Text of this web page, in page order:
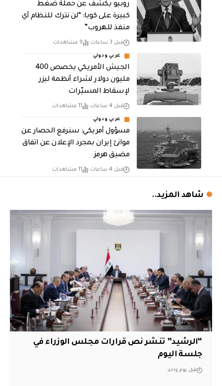
روبيو يكشف عن حملة ضغط
كبيرة على كوبا: “لن نترك للنظام أي
منفذ للهروب”
قبل 3 ساعات 9 مشاهدات
عربي ودولي
الجيش الأمريكي يخصص 400
مليون دولار لشراء أنظمة ليزر
لإسقاط المسيّرات
قبل 4 ساعات 11 مشاهدات
عربي ودولي
مسؤول أمريكي: سنرفع الحصار عن
موانئ إيران بمجرد الإعلان عن اتفاق
مضيق هرمز
قبل 4 ساعات 11 مشاهدات
شاهد المزيد..
“الرشيد” تنشر نص قرارات مجلس الوزراء في
جلسة اليوم
قبل يوم واحد